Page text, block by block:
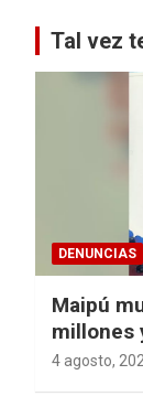
Tal vez
DENUNCIAS
Maipú
millones
cloacal
4 agosto,